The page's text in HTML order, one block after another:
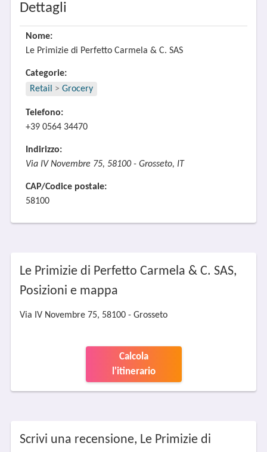
Dettagli
Nome:
Le Primizie di Perfetto Carmela & C. SAS
Categorie:
Retail
> Grocery
Telefono:
+39 0564 34470
Indirizzo:
Via IV Novembre 75, 58100 - Grosseto, IT
CAP/Codice postale:
58100
Le Primizie di Perfetto Carmela & C. SAS,
Posizioni e mappa
Via IV Novembre 75, 58100 - Grosseto
Calcola
l'itinerario
Scrivi una recensione, Le Primizie di